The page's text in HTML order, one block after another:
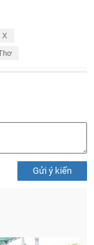
X
Gửi ý kiến